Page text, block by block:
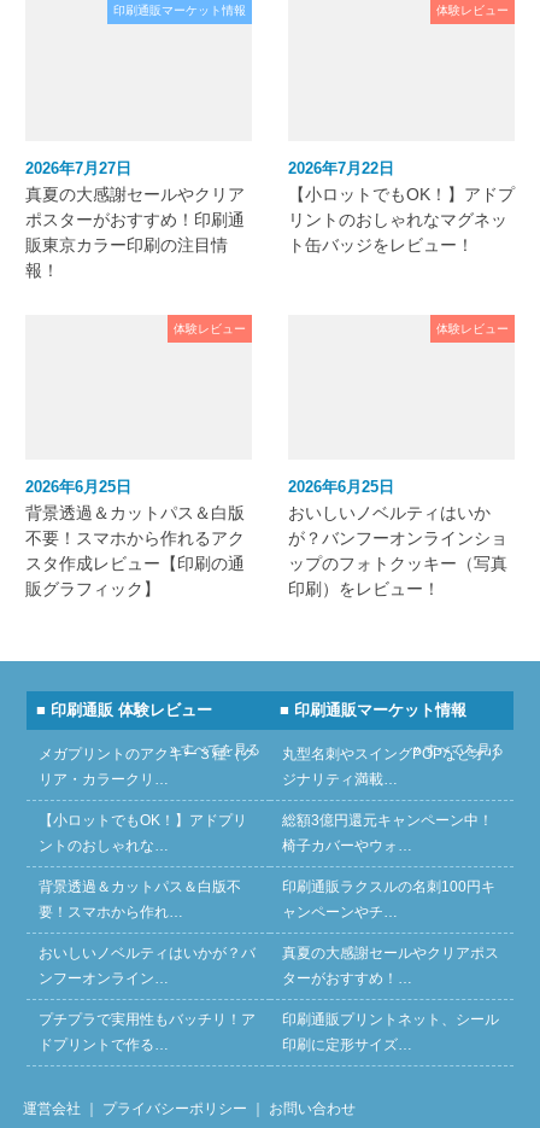
印刷通販マーケット情報
2026年7月27日
真夏の大感謝セールやクリア
ポスターがおすすめ！印刷通
販東京カラー印刷の注目情
報！
体験レビュー
2026年7月22日
【小ロットでもOK！】アドプ
リントのおしゃれなマグネッ
ト缶バッジをレビュー！
体験レビュー
2026年6月25日
背景透過＆カットパス＆白版
不要！スマホから作れるアク
スタ作成レビュー【印刷の通
販グラフィック】
体験レビュー
2026年6月25日
おいしいノベルティはいか
が？バンフーオンラインショ
ップのフォトクッキー（写真
印刷）をレビュー！
■ 印刷通販 体験レビュー
» すべてを見る
メガプリントのアクキー３種（ク
リア・カラークリ…
【小ロットでもOK！】アドプリ
ントのおしゃれな…
背景透過＆カットパス＆白版不
要！スマホから作れ…
おいしいノベルティはいかが？バ
ンフーオンライン…
プチプラで実用性もバッチリ！ア
ドプリントで作る…
■ 印刷通販マーケット情報
» すべてを見る
丸型名刺やスイングPOPなどオリ
ジナリティ満載…
総額3億円還元キャンペーン中！
椅子カバーやウォ…
印刷通販ラクスルの名刺100円キ
ャンペーンやチ…
真夏の大感謝セールやクリアポス
ターがおすすめ！…
印刷通販プリントネット、シール
印刷に定形サイズ…
運営会社 プライバシーポリシー お問い合わせ